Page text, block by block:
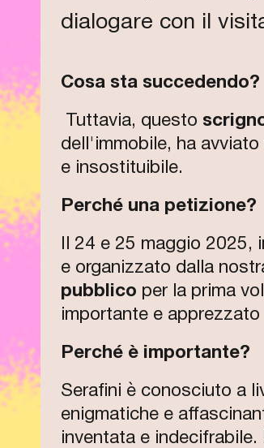
dialogare con il
Cosa sta succedendo?
Tuttavia, questo
dell'immobile, ha
e insostituibile.
Perché una petizione?
Il 24 e 25 maggio 2025,
e organizzato dalla
pubblico per la prima
importante e
Perché è importante?
Serafini è conosciuto a
enigmatiche e
inventata e